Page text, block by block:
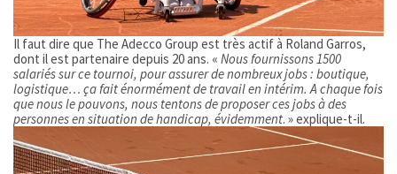
Il faut dire que The Adecco Group est très actif à Roland Garros,
dont il est partenaire depuis 20 ans. « Nous fournissons 1500
salariés sur ce tournoi, pour assurer de nombreux jobs : boutique,
logistique… ça fait énormément de travail en intérim. A chaque fois
que nous le pouvons, nous tentons de proposer ces jobs à des
personnes en situation de handicap, évidemment. » explique-t-il.